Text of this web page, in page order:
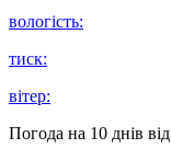
вологість:
тиск:
вітер:
Погода на 10 днів від